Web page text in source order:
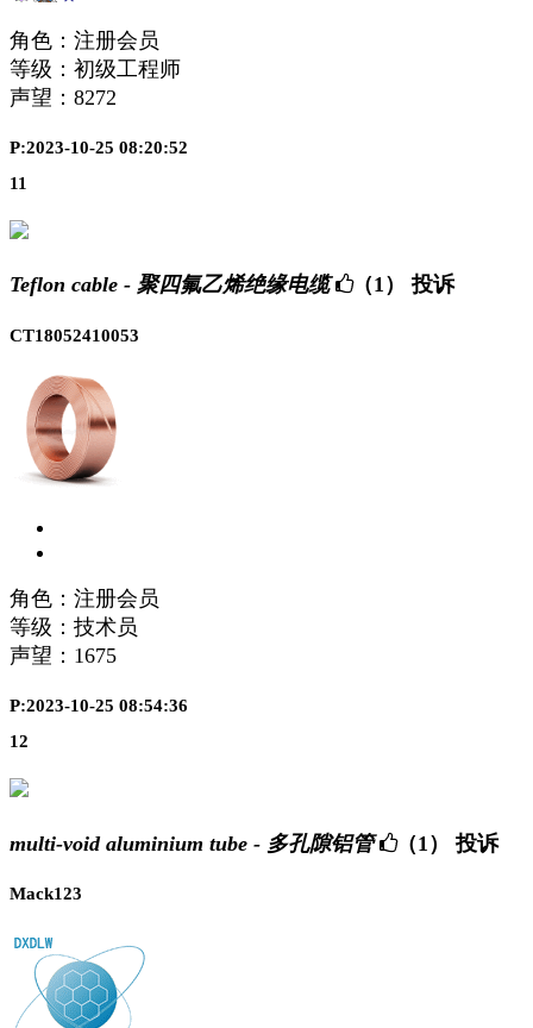
角色：注册会员
等级：初级工程师
声望： 8272
P:2023-10-25 08:20:52
11
Teflon cable - 聚四氟乙烯绝缘电缆 （1） 投诉
CT18052410053
角色：注册会员
等级：技术员
声望： 1675
P:2023-10-25 08:54:36
12
multi-void aluminium tube - 多孔隙铝管 （1） 投诉
Mack123